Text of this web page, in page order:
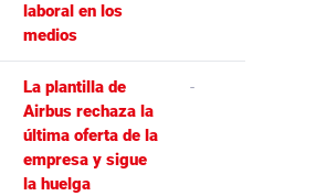
laboral en los
medios
La plantilla de
Airbus rechaza la
última oferta de la
empresa y sigue
la huelga
-